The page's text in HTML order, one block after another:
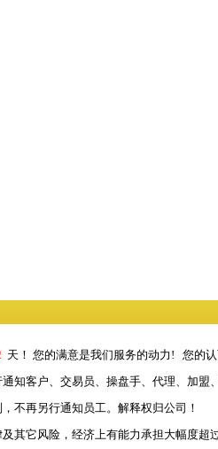
天！ 您的满意是我们服务的动力! 您的
知客户、交易员、操盘手、代理、加盟
不再另行通知员工。解释权归公司！
其它风险，经济上有能力承担大幅度超